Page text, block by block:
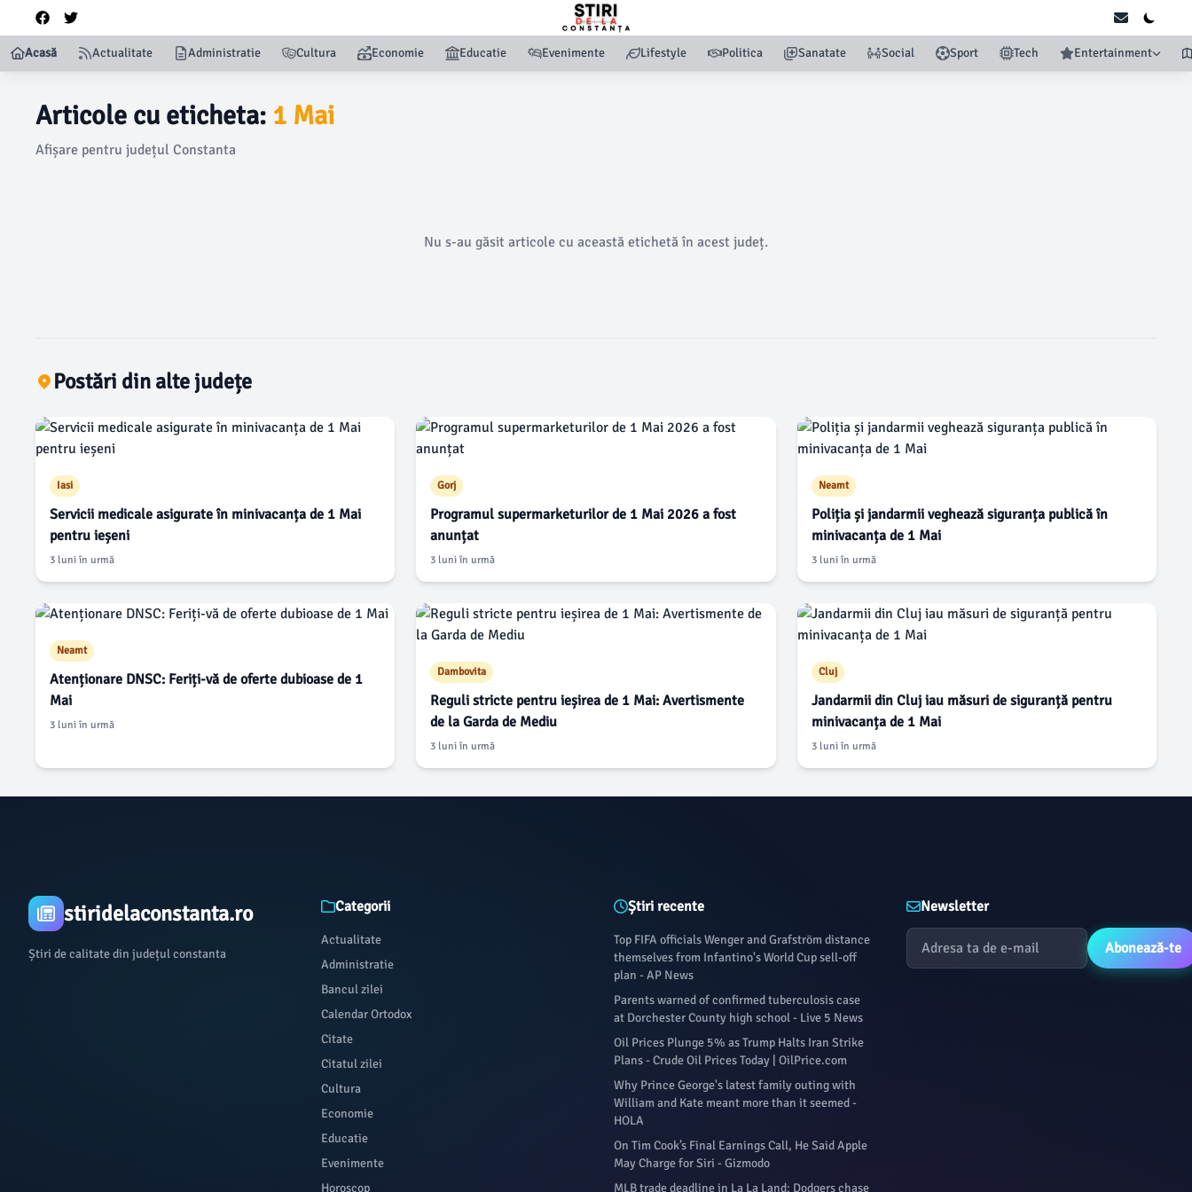
Acasă Actualitate Administratie Cultura Economie Educatie Evenimente Lifestyle Politica Sanatate Social Sport Tech Entertainment
Articole cu eticheta: 1 Mai
Afișare pentru județul Constanta
Nu s-au găsit articole cu această etichetă în acest județ.
Postări din alte județe
Iasi
Servicii medicale asigurate în minivacanța de 1 Mai
pentru ieșeni
3 luni în urmă
Gorj
Programul supermarketurilor de 1 Mai 2026 a fost
anunțat
3 luni în urmă
Neamt
Poliția și jandarmii veghează siguranța publică în
minivacanța de 1 Mai
3 luni în urmă
Neamt
Atenționare DNSC: Feriți-vă de oferte dubioase de 1
Mai
3 luni în urmă
Dambovita
Reguli stricte pentru ieșirea de 1 Mai: Avertismente
de la Garda de Mediu
3 luni în urmă
Cluj
Jandarmii din Cluj iau măsuri de siguranță pentru
minivacanța de 1 Mai
3 luni în urmă
stiridelaconstanta.ro
Știri de calitate din județul constanta
Categorii
Actualitate
Administratie
Bancul zilei
Calendar Ortodox
Citate
Citatul zilei
Cultura
Economie
Educatie
Evenimente
Horoscop
Știri recente
Top FIFA officials Wenger and Grafström distance
themselves from Infantino's World Cup sell-off
plan - AP News
Parents warned of confirmed tuberculosis case
at Dorchester County high school - Live 5 News
Oil Prices Plunge 5% as Trump Halts Iran Strike
Plans - Crude Oil Prices Today | OilPrice.com
Why Prince George's latest family outing with
William and Kate meant more than it seemed -
HOLA
On Tim Cook’s Final Earnings Call, He Said Apple
May Charge for Siri - Gizmodo
MLB trade deadline in La La Land: Dodgers chase
Newsletter
Abonează-te